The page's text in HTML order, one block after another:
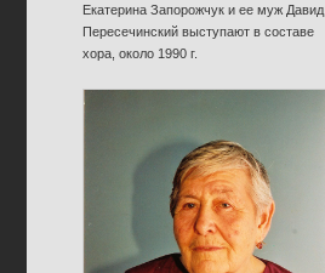
Екатерина Запорожчук и ее муж Давид
Пересечинский выступают в составе
хора, около 1990 г.